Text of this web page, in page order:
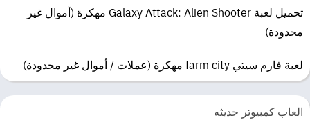
مقاطع الفيديو داخل التطبيق على النحو الصحيح.
يتوقف التطبيق فجأة عن العمل ويحتاج إعادة التشغيل.
وفي ختام هذا المقال،anime slayer ios
تطبيق متميز يعمل باللغة العربية
ويحتوى على العديد من أفلام ومسلسلات الانمي القديمة والحديثة مدبلجة
ومترجمة، يمكن التطبيق المستخدمين من تحميل ومشاهدة الحلقات في أي
وقت.
تحميل لعبة Galaxy Attack: Alien Shooter مهكرة (أموال غير
محدودة)
لعبة فارم سيتي farm city مهكرة (عملات / أموال غير محدودة)
العاب كمبيوتر حديثه